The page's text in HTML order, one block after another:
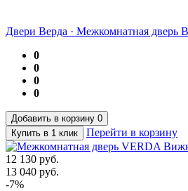
Двери Верда · Межкомнатная дверь
0
0
0
0
Добавить в корзину 0
Купить в 1 клик
Перейти в корзину
12 130 руб.
13 040 руб.
-7%